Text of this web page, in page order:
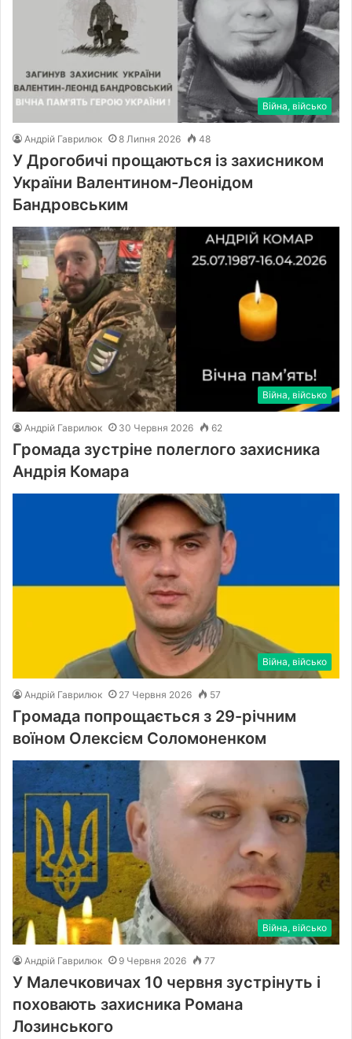
Війна, військо
Андрій Гаврилюк 8 Липня 2026 48
У Дрогобичі прощаються із захисником
України Валентином-Леонідом
Бандровським
Війна, військо
Андрій Гаврилюк 30 Червня 2026 62
Громада зустріне полеглого захисника
Андрія Комара
Війна, військо
Андрій Гаврилюк 27 Червня 2026 57
Громада попрощається з 29-річним
воїном Олексієм Соломоненком
Війна, військо
Андрій Гаврилюк 9 Червня 2026 77
У Малечковичах 10 червня зустрінуть і
поховають захисника Романа
Лозинського